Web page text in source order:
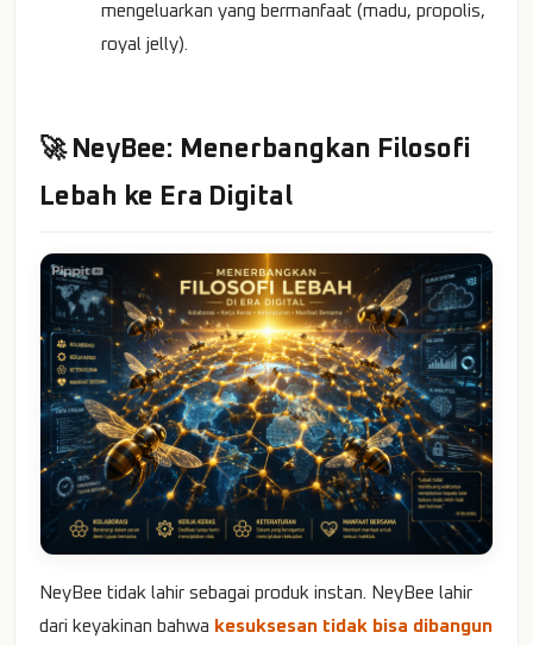
mengeluarkan yang bermanfaat (madu, propolis,
royal jelly).
🚀 NeyBee: Menerbangkan Filosofi
Lebah ke Era Digital
NeyBee tidak lahir sebagai produk instan. NeyBee lahir
dari keyakinan bahwa kesuksesan tidak bisa dibangun